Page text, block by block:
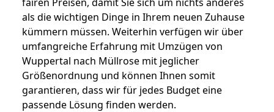
als die wichtigen Dinge in Ihrem neuen Zuhause
kümmern müssen. Weiterhin verfügen wir über
umfangreiche Erfahrung mit Umzügen von
Wuppertal nach Müllrose mit jeglicher
Größenordnung und können Ihnen somit
garantieren, dass wir für jedes Budget eine
passende Lösung finden werden.